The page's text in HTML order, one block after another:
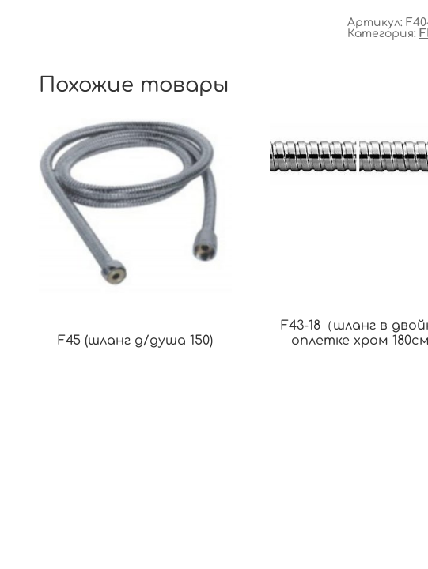
Артикул:
Категория:
Похожие товары
F45 (шланг д/душа 150)
F43-18（шланг в
оплетке хром 180см